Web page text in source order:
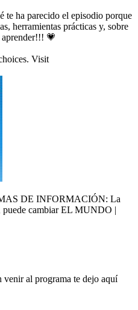
te ha parecido el episodio porque
herramientas prácticas y, sobre
aprender!!! 💗
Visit
DE INFORMACIÓN: La
cambiar EL MUNDO |
venir al programa te dejo aquí